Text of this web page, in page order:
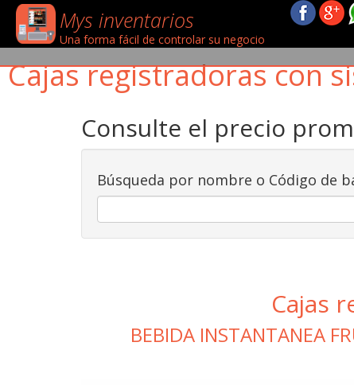
Mys inventarios
Una forma fácil de controlar su negocio
Cajas registradoras con
Consulte el precio
Búsqueda por nombre o Código de
Cajas
BEBIDA INSTANTANEA